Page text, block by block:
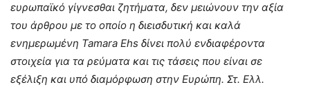
ευρωπαϊκό γίγνεσθαι ζητήματα, δεν μειώνουν την αξία
του άρθρου με το οποίο η διεισδυτική και καλά
ενημερωμένη Tamara Ehs δίνει πολύ ενδιαφέροντα
στοιχεία για τα ρεύματα και τις τάσεις που είναι σε
εξέλιξη και υπό διαμόρφωση στην Ευρώπη. Στ. Ελλ.